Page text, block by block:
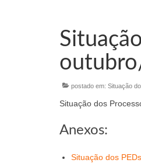
postado em: Situação
Situação dos
Anexos:
Situação dos